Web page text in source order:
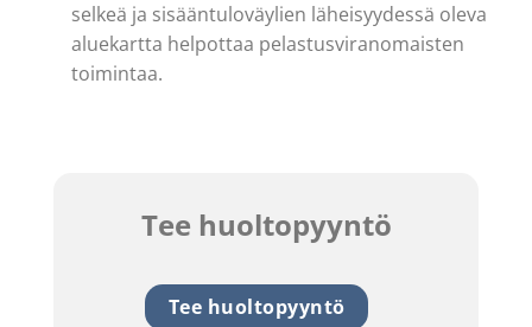
selkeä ja sisääntuloväylien läheisyydessä oleva
aluekartta helpottaa pelastusviranomaisten
toimintaa.
Tee huoltopyyntö
Tee huoltopyyntö